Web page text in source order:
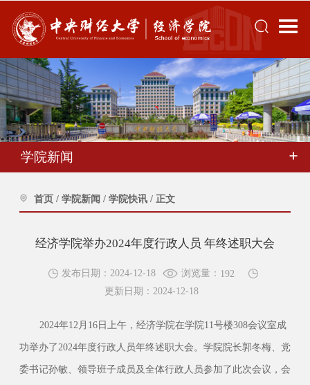
学院新闻
首页 / 学院新闻 / 学院快讯 / 正文
经济学院举办2024年度行政人员 年终述职大会
发布日期：2024-12-18 浏览量： 192
更新日期：2024-12-18
2024年12月16日上午，经济学院在学院11号楼308会议室成
功举办了2024年度行政人员年终述职大会。学院院长郭冬梅、党
委书记孙敏、领导班子成员及全体行政人员参加了此次会议，会